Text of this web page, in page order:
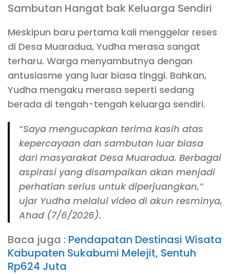
Sambutan Hangat bak Keluarga Sendiri
Meskipun baru pertama kali menggelar reses
di Desa Muaradua, Yudha merasa sangat
terharu. Warga menyambutnya dengan
antusiasme yang luar biasa tinggi. Bahkan,
Yudha mengaku merasa seperti sedang
berada di tengah-tengah keluarga sendiri.
“Saya mengucapkan terima kasih atas
kepercayaan dan sambutan luar biasa
dari masyarakat Desa Muaradua. Berbagai
aspirasi yang disampaikan akan menjadi
perhatian serius untuk diperjuangkan,”
ujar Yudha melalui video di akun resminya,
Ahad (7/6/2026).
Baca juga : Pendapatan Destinasi Wisata
Kabupaten Sukabumi Melejit, Sentuh
Rp624 Juta